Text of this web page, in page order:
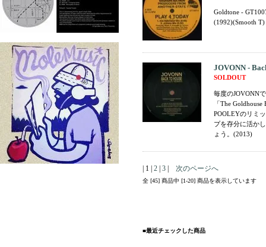
Goldtone -
(1992)(Smooth T)
JOVONN -
SOLDOUT
毎度のJOVONN
「The
POOLEYのリミ
プを存分に活か
ょう。(2013)
| 1 | 2 3 次のページへ
全 [45] 商品中 [1-20] 商品を表示しています
■最近チェックした商品